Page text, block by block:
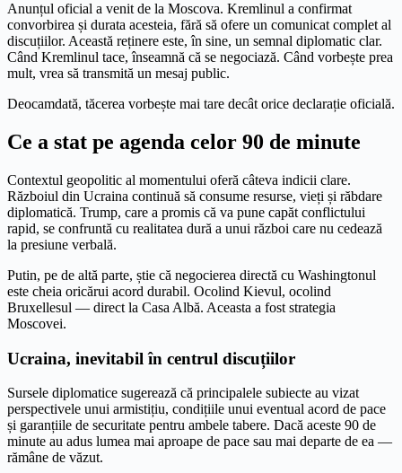
Anunțul oficial a venit de la Moscova. Kremlinul a confirmat
convorbirea și durata acesteia, fără să ofere un comunicat complet al
discuțiilor. Această reținere este, în sine, un semnal diplomatic clar.
Când Kremlinul tace, înseamnă că se negociază. Când vorbește prea
mult, vrea să transmită un mesaj public.
Deocamdată, tăcerea vorbește mai tare decât orice declarație oficială.
Ce a stat pe agenda celor 90 de minute
Contextul geopolitic al momentului oferă câteva indicii clare.
Războiul din Ucraina continuă să consume resurse, vieți și răbdare
diplomatică. Trump, care a promis că va pune capăt conflictului
rapid, se confruntă cu realitatea dură a unui război care nu cedează
la presiune verbală.
Putin, pe de altă parte, știe că negocierea directă cu Washingtonul
este cheia oricărui acord durabil. Ocolind Kievul, ocolind
Bruxellesul — direct la Casa Albă. Aceasta a fost strategia
Moscovei.
Ucraina, inevitabil în centrul discuțiilor
Sursele diplomatice sugerează că principalele subiecte au vizat
perspectivele unui armistițiu, condițiile unui eventual acord de pace
și garanțiile de securitate pentru ambele tabere. Dacă aceste 90 de
minute au adus lumea mai aproape de pace sau mai departe de ea —
rămâne de văzut.